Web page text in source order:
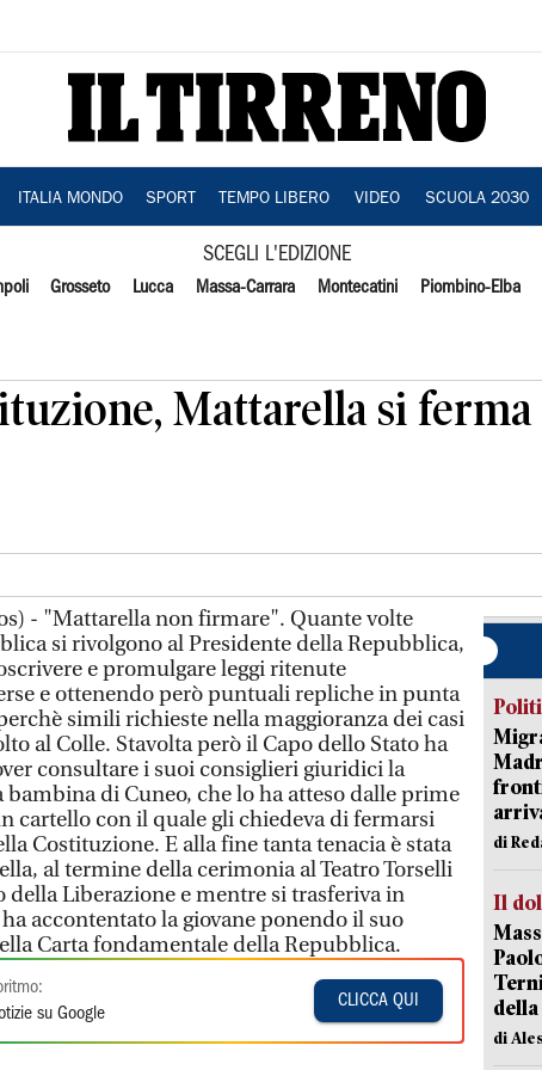
ITALIA MONDO SPORT TEMPO LIBERO VIDEO SCUOLA 2030
SCEGLI L'EDIZIONE
Grosseto Lucca Massa-Carrara Montecatini Piombino-Elba
Mattarella si ferma
- "Mattarella non firmare". Quante volte
si rivolgono al Presidente della Repubblica,
e promulgare leggi ritenute
e ottenendo però puntuali repliche in punta
simili richieste nella maggioranza dei casi
al Colle. Stavolta però il Capo dello Stato ha
consultare i suoi consiglieri giuridici la
di Cuneo, che lo ha atteso dalle prime
cartello con il quale gli chiedeva di fermarsi
Costituzione. E alla fine tanta tenacia è stata
al termine della cerimonia al Teatro Torselli
Liberazione e mentre si trasferiva in
accontentato la giovane ponendo il suo
Carta fondamentale della Repubblica.
su Google
CLICCA QUI
di
Il
di